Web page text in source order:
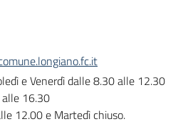
e Venerdì dalle 8.30 alle 12.30
16.30
12.00 e Martedì chiuso.